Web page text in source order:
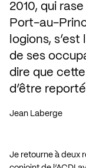
2010, qui
Port-au-
logions,
de ses
dire que
d’être
Jean Laberge
Je retourne à deux